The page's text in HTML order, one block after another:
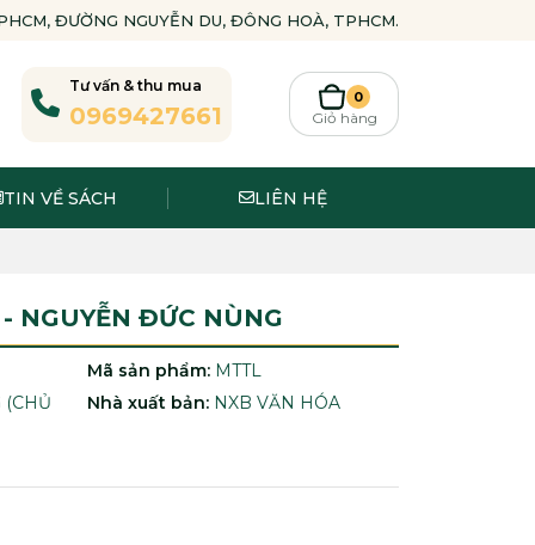
ĐƯỜNG NGUYỄN DU, ĐÔNG HOÀ, TPHCM.
Tư vấn & thu mua
0969427661
0
Giỏ hàng
TIN VỀ SÁCH LIÊN HỆ
NGUYỄN ĐỨC NÙNG
Mã sản phẩm: MTTL
(CHỦ
Nhà xuất bản: NXB VĂN HÓA